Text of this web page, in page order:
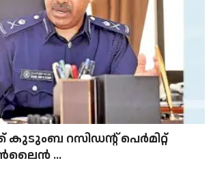
കുടുംബ റസിഡന്റ് പെർമിറ്റ്
...